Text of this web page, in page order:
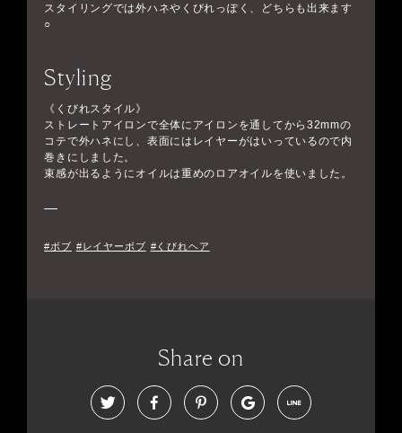
スタイリングでは外ハネやくびれっぽく、どちらも出来ます
○
Styling
《くびれスタイル》
ストレートアイロンで全体にアイロンを通してから32mmの
コテで外ハネにし、表面にはレイヤーがはいっているので内
巻きにしました。
束感が出るようにオイルは重めのロアオイルを使いました。
#ボブ #レイヤーボブ #くびれヘア
Share on